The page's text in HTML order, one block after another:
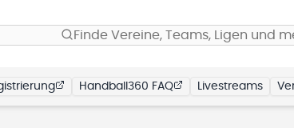
Finde Vereine, Teams, Ligen und
Handball360 FAQ Livestreams